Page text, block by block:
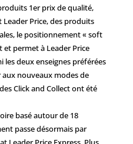
1er prix de qualité,
Leader Price, des produits
le positionnement « soft
permet à Leader Price
les deux enseignes préférées
nouveaux modes de
Click and Collect ont été
basé autour de 18
passe désormais par